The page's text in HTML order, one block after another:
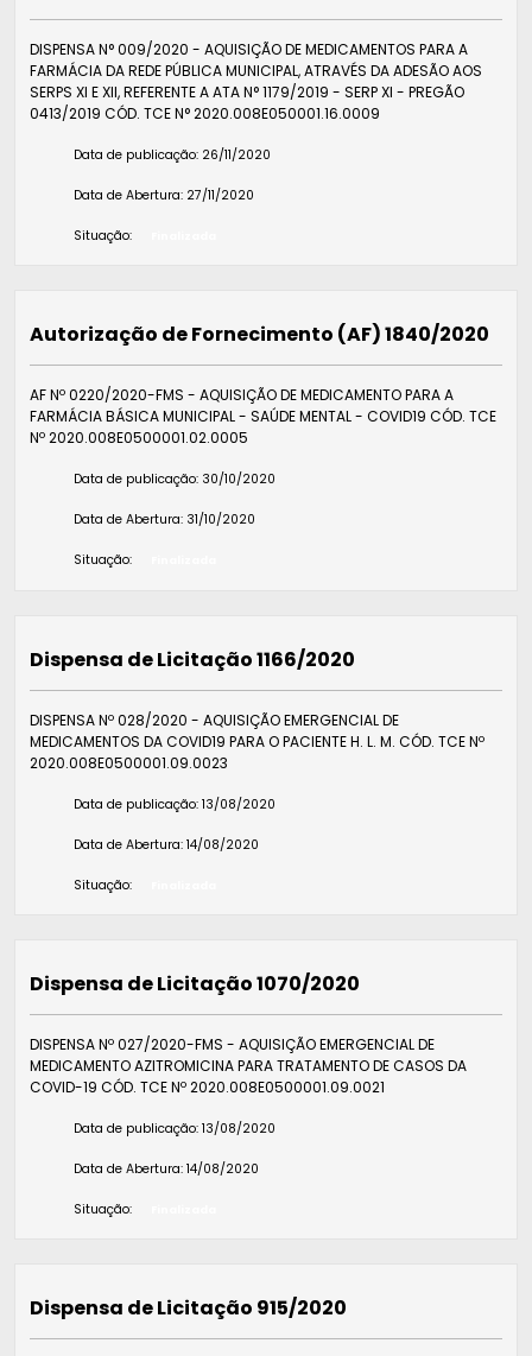
DISPENSA N° 009/2020 - AQUISIÇÃO DE MEDICAMENTOS PARA A
FARMÁCIA DA REDE PÚBLICA MUNICIPAL, ATRAVÉS DA ADESÃO AOS
SERPS XI E XII, REFERENTE A ATA N° 1179/2019 - SERP XI - PREGÃO
0413/2019 CÓD. TCE N° 2020.008E050001.16.0009
Data de publicação: 26/11/2020
Data de Abertura: 27/11/2020
Situação:
Autorização de Fornecimento (AF) 1840/2020
AF Nº 0220/2020-FMS - AQUISIÇÃO DE MEDICAMENTO PARA A
FARMÁCIA BÁSICA MUNICIPAL - SAÚDE MENTAL - COVID19 CÓD. TCE
Nº 2020.008E0500001.02.0005
Data de publicação: 30/10/2020
Data de Abertura: 31/10/2020
Situação:
Dispensa de Licitação 1166/2020
DISPENSA Nº 028/2020 - AQUISIÇÃO EMERGENCIAL DE
MEDICAMENTOS DA COVID19 PARA O PACIENTE H. L. M. CÓD. TCE Nº
2020.008E0500001.09.0023
Data de publicação: 13/08/2020
Data de Abertura: 14/08/2020
Situação:
Dispensa de Licitação 1070/2020
DISPENSA Nº 027/2020-FMS - AQUISIÇÃO EMERGENCIAL DE
MEDICAMENTO AZITROMICINA PARA TRATAMENTO DE CASOS DA
COVID-19 CÓD. TCE Nº 2020.008E0500001.09.0021
Data de publicação: 13/08/2020
Data de Abertura: 14/08/2020
Situação:
Dispensa de Licitação 915/2020